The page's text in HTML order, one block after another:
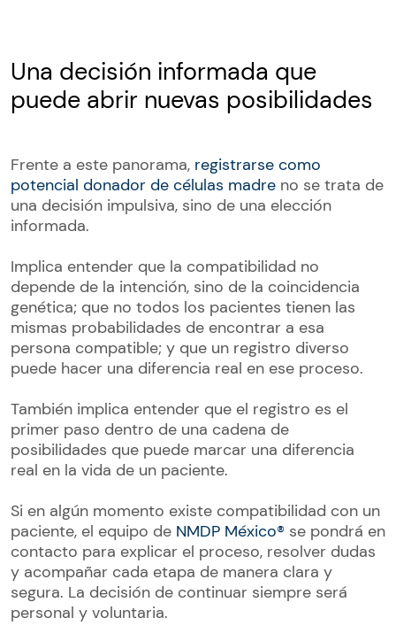
Una decisión informada que
puede abrir nuevas posibilidades
Frente a este panorama, registrarse como
potencial donador de células madre no se trata de
una decisión impulsiva, sino de una elección
informada.
Implica entender que la compatibilidad no
depende de la intención, sino de la coincidencia
genética; que no todos los pacientes tienen las
mismas probabilidades de encontrar a esa
persona compatible; y que un registro diverso
puede hacer una diferencia real en ese proceso.
También implica entender que el registro es el
primer paso dentro de una cadena de
posibilidades que puede marcar una diferencia
real en la vida de un paciente.
Si en algún momento existe compatibilidad con un
paciente, el equipo de NMDP México® se pondrá en
contacto para explicar el proceso, resolver dudas
y acompañar cada etapa de manera clara y
segura. La decisión de continuar siempre será
personal y voluntaria.